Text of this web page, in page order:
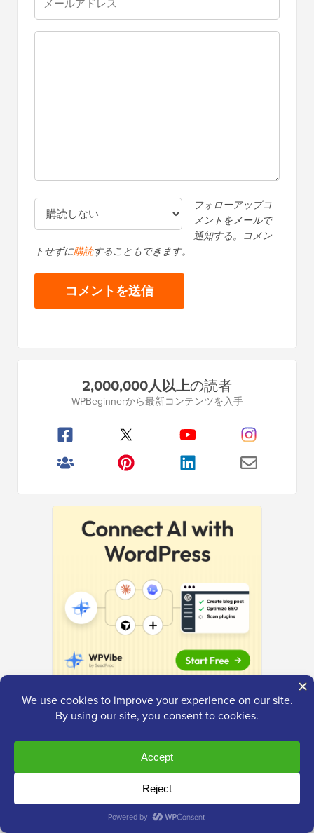
フォローアップコ
メントをメールで
通知する。コメン
トせずに購読することもできます。
イ
2,000,000人以上の読者
WPBeginnerから最新コンテンツを入手
究極の
WordPressツールキット
無料のツールキットにアクセスしましょう- すべて
のプロフェッショナルが持つべきWordPress関連の